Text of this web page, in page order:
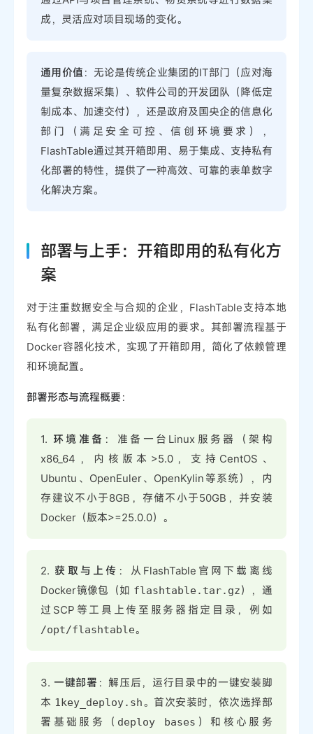
成，灵活应对项目现场的变化。
通用价值：无论是传统企业集团的IT部门（应对海
量复杂数据采集）、软件公司的开发团队（降低定
制成本、加速交付），还是政府及国央企的信息化
部门（满足安全可控、信创环境要求），
FlashTable通过其开箱即用、易于集成、支持私有
化部署的特性，提供了一种高效、可靠的表单数字
化解决方案。
部署与上手：开箱即用的私有化方
案
对于注重数据安全与合规的企业，FlashTable支持本地
私有化部署，满足企业级应用的要求。其部署流程基于
Docker容器化技术，实现了开箱即用，简化了依赖管理
和环境配置。
部署形态与流程概要 ：
1. 环境准备 ：准备一台Linux服务器（架构
x86_64，内核版本>5.0，支持CentOS、
Ubuntu、OpenEuler、OpenKylin等系统），内
存建议不小于8GB，存储不小于50GB，并安装
Docker（版本>=25.0.0）。
2. 获取与上传 ：从FlashTable官网下载离线
Docker镜像包（如 flashtable.tar.gz），通
过SCP等工具上传至服务器指定目录，例如
/opt/flashtable。
3. 一键部署 ：解压后，运行目录中的一键安装脚
本 1key_deploy.sh。首次安装时，依次选择部
署基础服务（ deploy bases ）和核心服务